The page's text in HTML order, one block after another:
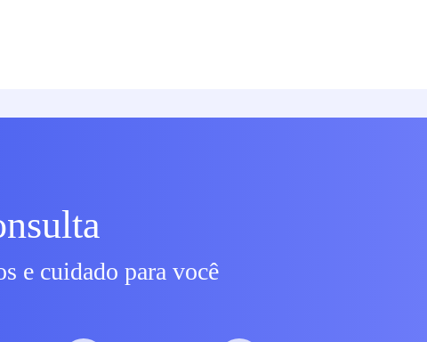
e cuidado para você